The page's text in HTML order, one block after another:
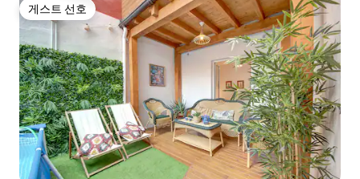
게스트 선호
게스트 선호